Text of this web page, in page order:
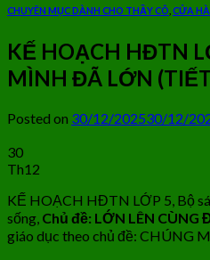
CHUYÊN MỤC DÀNH CHO THẦY CÔ CỬA
KẾ HOẠCH HĐTN
MÌNH ĐÃ LỚN
Posted on 30/12/202530/12/
30
Th12
KẾ HOẠCH HĐTN LỚP 5, Bộ
sống, Chủ đề: LỚN LÊN CÙNG
giáo dục theo chủ đề: CHÚNG